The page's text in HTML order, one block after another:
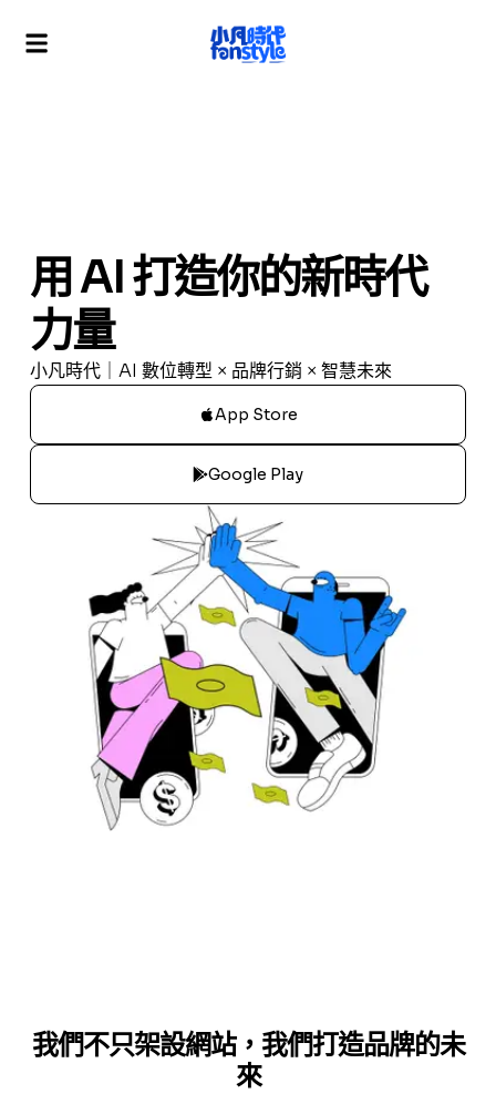
用 AI 打造你的新時代
力量
小凡時代｜AI 數位轉型 × 品牌行銷 × 智慧未來
App Store
Google Play
我們不只架設網站，我們打造品牌的未
來